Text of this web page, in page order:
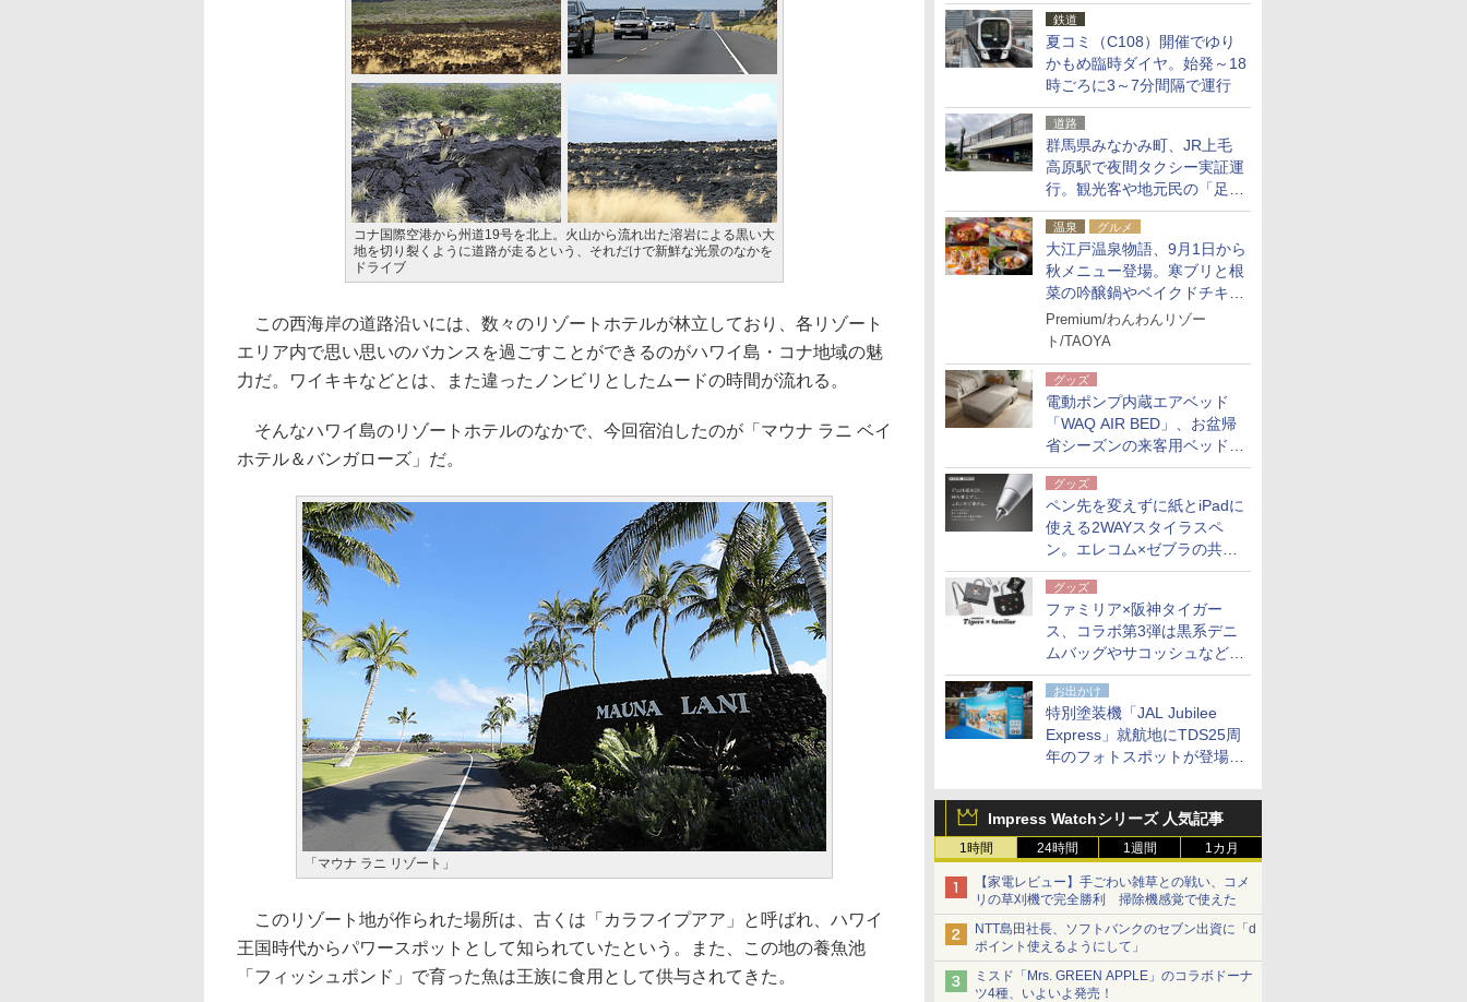
鉄道
夏コミ（C108）開催でゆり
かもめ臨時ダイヤ。始発～18
時ごろに3～7分間隔で運行
道路
群馬県みなかみ町、JR上毛
高原駅で夜間タクシー実証運
行。観光客や地元民の「足が
ない」課題解消へ、木金土に
2台体制
温泉 グルメ
大江戸温泉物語、9月1日から
秋メニュー登場。寒ブリと根
菜の吟醸鍋やベイクドチキ
ン、ショコラ＆栗スイーツも
食べ放題に
Premium/わんわんリゾー
ト/TAOYA
グッズ
電動ポンプ内蔵エアベッド
「WAQ AIR BED」、お盆帰
省シーズンの来客用ベッドに
も。使用後は収納バッグでコ
ンパクトに保管
グッズ
ペン先を変えずに紙とiPadに
使える2WAYスタイラスペ
ン。エレコム×ゼブラの共同
開発
グッズ
ファミリア×阪神タイガー
ス、コラボ第3弾は黒系デニ
ムバッグやサコッシュなど6
点。8月21日オンラインスト
アで発売
お出かけ
特別塗装機「JAL Jubilee
Express」就航地にTDS25周
年のフォトスポットが登場。
Impress Watchシリーズ 人気記事
1時間 24時間 1週間 1カ月
【家電レビュー】手ごわい雑草との戦い、コメ
リの草刈機で完全勝利 掃除機感覚で使えた
NTT島田社長、ソフトバンクのセブン出資に「d
ポイント使えるようにして」
ミスド「Mrs. GREEN APPLE」のコラボドーナ
ツ4種、いよいよ発売！
コナ国際空港から州道19号を北上。火山から流れ出た溶岩による黒い大
地を切り裂くように道路が走るという、それだけで新鮮な光景のなかを
ドライブ
この西海岸の道路沿いには、数々のリゾートホテルが林立しており、各リゾート
エリア内で思い思いのバカンスを過ごすことができるのがハワイ島・コナ地域の魅
力だ。ワイキキなどとは、また違ったノンビリとしたムードの時間が流れる。
そんなハワイ島のリゾートホテルのなかで、今回宿泊したのが「マウナ ラニ ベイ
ホテル＆バンガローズ」だ。
「マウナ ラニ リゾート」
このリゾート地が作られた場所は、古くは「カラフイプアア」と呼ばれ、ハワイ
王国時代からパワースポットとして知られていたという。また、この地の養魚池
「フィッシュポンド」で育った魚は王族に食用として供与されてきた。